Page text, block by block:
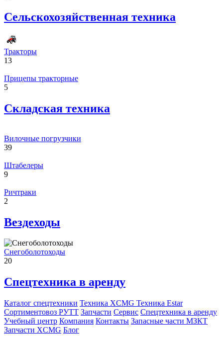
Сельскохозяйственная техника
Тракторы
13
Прицепы тракторные
5
Складская техника
Вилочные погрузчики
39
Штабелеры
9
Ричтраки
2
Вездеходы
Снегоболотоходы
20
Спецтехника в аренду
Каталог спецтехники Техника XCMG Техника Estar
Сортиментовоз РУТТ Запчасти Сервис Спецтехника в аренду
Учебный центр Компания Контакты Запасные части МЗКТ
Запчасти XCMG Блог